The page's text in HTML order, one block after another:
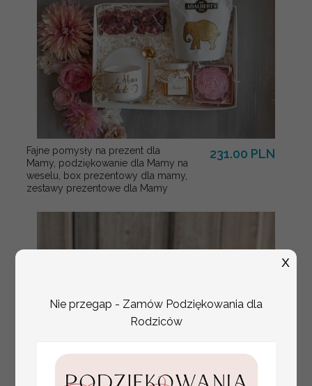
Fajne pomysły na prezent dla
Mamy, podziękowanie dla Mamy na
weselu, box prezentowy dla mamy,
zestawy prezentowe dla Mamy
231.00 PLN
Nie przegap - Zamów Podziękowania dla
Rodziców
X